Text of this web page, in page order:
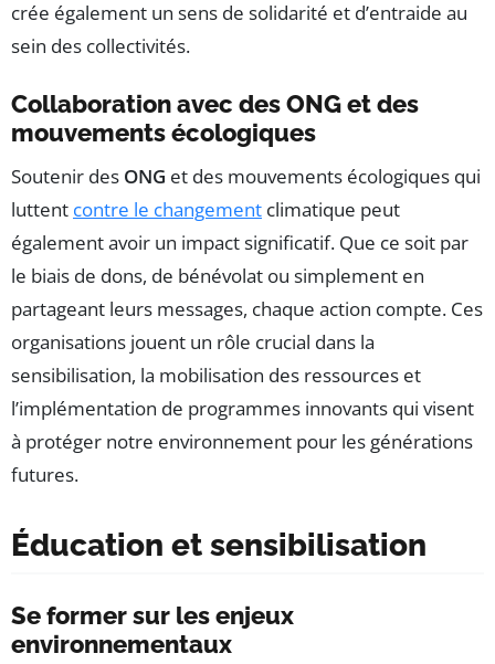
crée également un sens de solidarité et d’entraide au
sein des collectivités.
Collaboration avec des ONG et des
mouvements écologiques
Soutenir des ONG et des mouvements écologiques qui
luttent contre le changement climatique peut
également avoir un impact significatif. Que ce soit par
le biais de dons, de bénévolat ou simplement en
partageant leurs messages, chaque action compte. Ces
organisations jouent un rôle crucial dans la
sensibilisation, la mobilisation des ressources et
l’implémentation de programmes innovants qui visent
à protéger notre environnement pour les générations
futures.
Éducation et sensibilisation
Se former sur les enjeux
environnementaux